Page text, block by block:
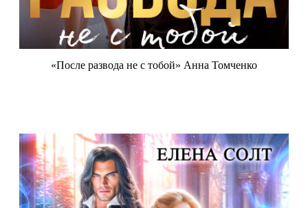
«После развода не с тобой» Анна Томченко